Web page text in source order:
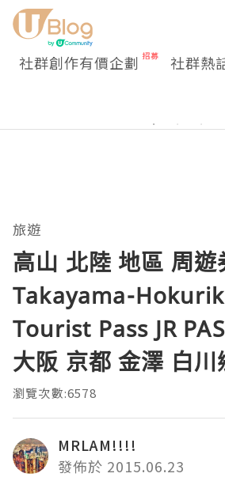
社群創作有價企劃 社群熱
旅遊
高山 北陸 地區 周遊
Takayama-
Tourist Pass JR
大阪 京都 金澤 白川
瀏覽次數:6578
MRLAM!!!!
發佈於 2015.06.23